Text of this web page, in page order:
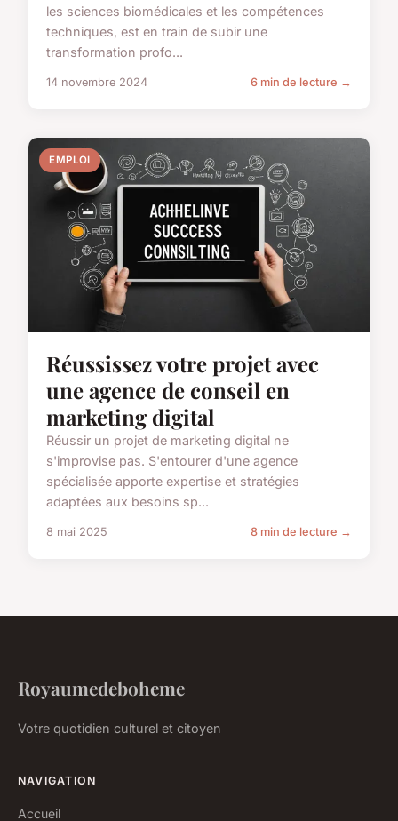
les sciences biomédicales et les compétences
techniques, est en train de subir une
transformation profo...
14 novembre 2024 6 min de lecture →
EMPLOI
Réussissez votre projet avec
une agence de conseil en
marketing digital
Réussir un projet de marketing digital ne
s'improvise pas. S'entourer d'une agence
spécialisée apporte expertise et stratégies
adaptées aux besoins sp...
8 mai 2025 8 min de lecture →
Royaumedeboheme
Votre quotidien culturel et citoyen
NAVIGATION
Accueil